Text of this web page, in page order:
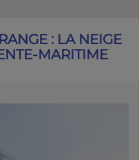
: LA NEIGE
MARITIME